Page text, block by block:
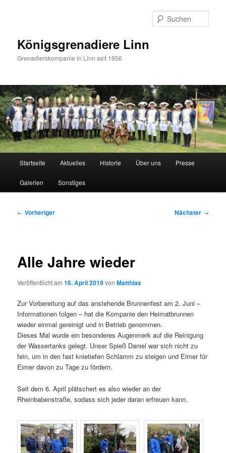
Königsgrenadiere Linn
Grenadierskompanie in Linn seit 1956
Startseite Aktuelles Historie Über uns Presse
Galerien Sonstiges
Beitragsnavigation
← Vorheriger Nächster →
Alle Jahre wieder
Veröffentlicht am16. April 2019vonMatthias
Zur Vorbereitung auf das anstehende Brunnenfest am 2. Juni –
Informationen folgen – hat die Kompanie den Heimatbrunnen
wieder einmal gereinigt und in Betrieb genommen.
Dieses Mal wurde ein besonderes Augenmerk auf die Reinigung
der Wassertanks gelegt. Unser Spieß Daniel war sich nicht zu
fein, um in den fast knietiefen Schlamm zu steigen und Eimer für
Eimer davon zu Tage zu fördern.
Seit dem 6. April plätschert es also wieder an der
Rheinbabenstraße, sodass sich jeder daran erfreuen kann.